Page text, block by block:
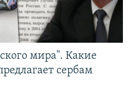
мира". Какие
сербам